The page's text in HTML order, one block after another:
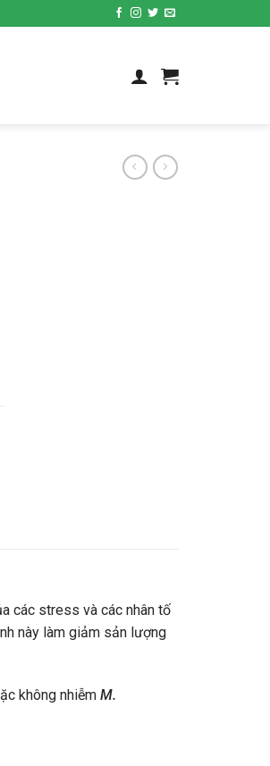
các stress và các nhân tố
này làm giảm sản lượng
không nhiễm M.